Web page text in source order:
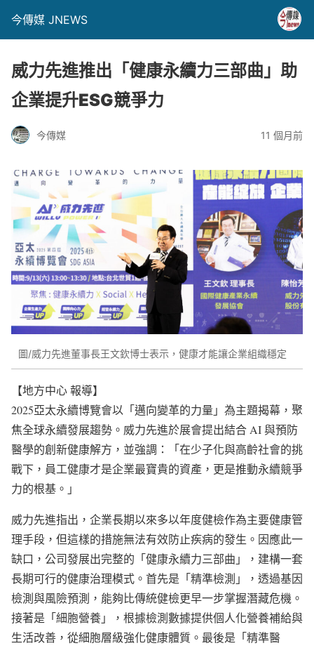
今傳媒 JNEWS
威力先進推出「健康永續力三部曲」助
企業提升ESG競爭力
今傳媒 11 個月前
圖/威力先進董事長王文欽博士表示，健康才能讓企業組織穩定
【地方中心 報導】
2025亞太永續博覽會以「邁向變革的力量」為主題揭幕，聚
焦全球永續發展趨勢。威力先進於展會提出結合 AI 與預防
醫學的創新健康解方，並強調：「在少子化與高齡社會的挑
戰下，員工健康才是企業最寶貴的資產，更是推動永續競爭
力的根基。」
威力先進指出，企業長期以來多以年度健檢作為主要健康管
理手段，但這樣的措施無法有效防止疾病的發生。因應此一
缺口，公司發展出完整的「健康永續力三部曲」，建構一套
長期可行的健康治理模式。首先是「精準檢測」，透過基因
檢測與風險預測，能夠比傳統健檢更早一步掌握潛藏危機。
接著是「細胞營養」，根據檢測數據提供個人化營養補給與
生活改善，從細胞層級強化健康體質。最後是「精準醫